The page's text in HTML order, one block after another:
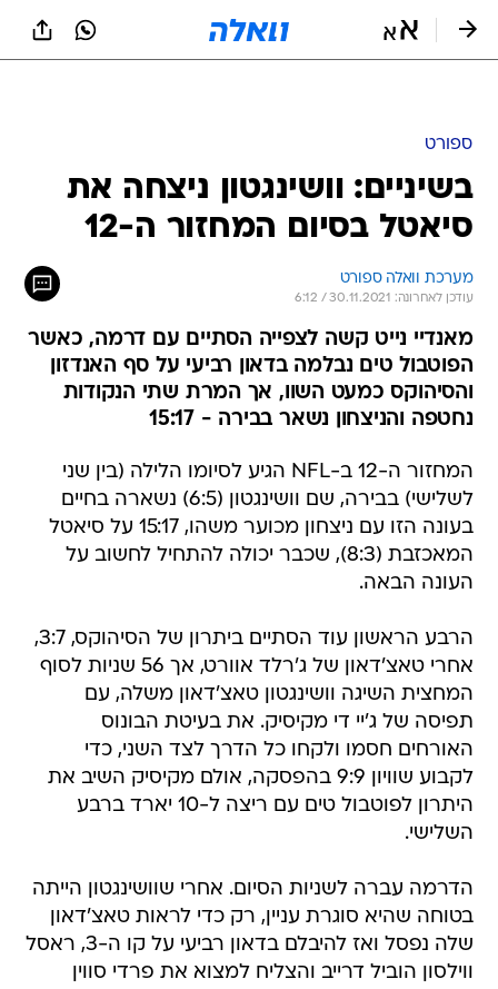
ספורט
בשיניים: וושינגטון ניצחה את
סיאטל בסיום המחזור ה-12
מערכת וואלה ספורט
עודכן לאחרונה: 30.11.2021 / 6:12
מאנדיי נייט קשה לצפייה הסתיים עם דרמה, כאשר
הפוטבול טים נבלמה בדאון רביעי על סף האנדזון
והסיהוקס כמעט השוו, אך המרת שתי הנקודות
נחטפה והניצחון נשאר בבירה - 15:17
המחזור ה-12 ב-NFL הגיע לסיומו הלילה (בין שני
לשלישי) בבירה, שם וושינגטון (6:5) נשארה בחיים
בעונה הזו עם ניצחון מכוער משהו, 15:17 על סיאטל
המאכזבת (8:3), שכבר יכולה להתחיל לחשוב על
העונה הבאה.
הרבע הראשון עוד הסתיים ביתרון של הסיהוקס, 3:7,
אחרי טאצ'דאון של ג'רלד אוורט, אך 56 שניות לסוף
המחצית השיגה וושינגטון טאצ'דאון משלה, עם
תפיסה של ג'יי די מקיסיק. את בעיטת הבונוס
האורחים חסמו ולקחו כל הדרך לצד השני, כדי
לקבוע שוויון 9:9 בהפסקה, אולם מקיסיק השיב את
היתרון לפוטבול טים עם ריצה ל-10 יארד ברבע
השלישי.
הדרמה עברה לשניות הסיום. אחרי שוושינגטון הייתה
בטוחה שהיא סוגרת עניין, רק כדי לראות טאצ'דאון
שלה נפסל ואז להיבלם בדאון רביעי על קו ה-3, ראסל
ווילסון הוביל דרייב והצליח למצוא את פרדי סווין